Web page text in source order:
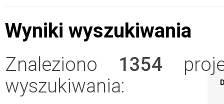
Wyniki wyszukiwania
Znaleziono 1354
wyszukiwania: